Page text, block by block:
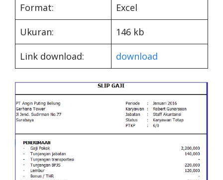
Format: Excel
Ukuran: 146 kb
Link download: download